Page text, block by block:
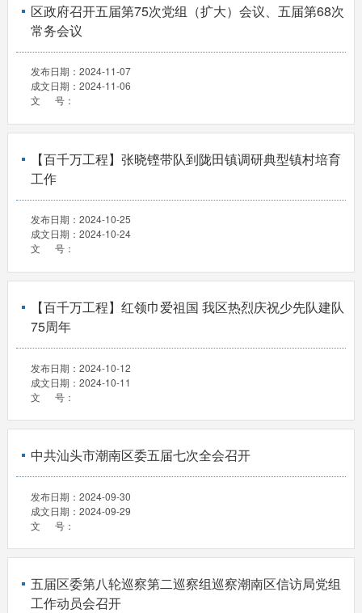
区政府召开五届第75次党组（扩大）会议、五届第68次
常务会议
发布日期： 2024-11-07
成文日期： 2024-11-06
文 号：
【百千万工程】张晓铿带队到陇田镇调研典型镇村培育
工作
发布日期： 2024-10-25
成文日期： 2024-10-24
文 号：
【百千万工程】红领巾爱祖国 我区热烈庆祝少先队建队
75周年
发布日期： 2024-10-12
成文日期： 2024-10-11
文 号：
中共汕头市潮南区委五届七次全会召开
发布日期： 2024-09-30
成文日期： 2024-09-29
文 号：
五届区委第八轮巡察第二巡察组巡察潮南区信访局党组
工作动员会召开